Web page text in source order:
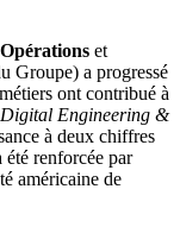
Opérations et
Groupe) a progressé
ont contribué à
Digital Engineering &
à deux chiffres
été renforcée par
américaine de